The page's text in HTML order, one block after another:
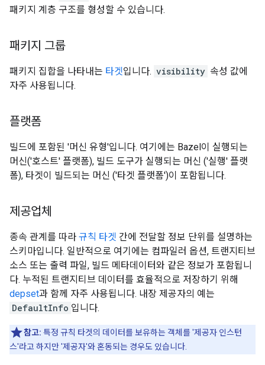
패키지 계층 구조를 형성할 수 있습니다.
패키지 그룹
패키지 집합을 나타내는 타겟입니다. visibility 속성 값에
자주 사용됩니다.
플랫폼
빌드에 포함된 '머신 유형'입니다. 여기에는 Bazel이 실행되는
머신('호스트' 플랫폼), 빌드 도구가 실행되는 머신 ('실행' 플랫
폼), 타겟이 빌드되는 머신 ('타겟 플랫폼')이 포함됩니다.
제공업체
종속 관계를 따라 규칙 타겟 간에 전달할 정보 단위를 설명하는
스키마입니다. 일반적으로 여기에는 컴파일러 옵션, 트랜지티브
소스 또는 출력 파일, 빌드 메타데이터와 같은 정보가 포함됩니
다. 누적된 트랜지티브 데이터를 효율적으로 저장하기 위해
depset과 함께 자주 사용됩니다. 내장 제공자의 예는
DefaultInfo 입니다.
참고: 특정 규칙 타겟의 데이터를 보유하는 객체를 '제공자 인스턴
스'라고 하지만 '제공자'와 혼동되는 경우도 있습니다.